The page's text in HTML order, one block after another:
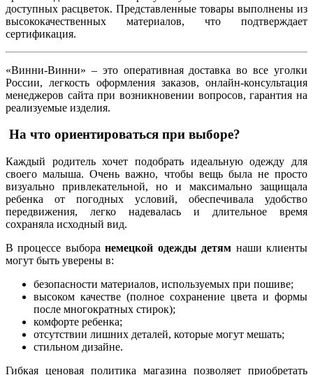
доступных расцветок. Представленные товары выполнены из
высококачественных материалов, что подтверждает
сертификация.
«Винни-Винни» – это оперативная доставка во все уголки
России, легкость оформления заказов, онлайн-консультация
менеджеров сайта при возникновении вопросов, гарантия на
реализуемые изделия.
На что ориентироваться при выборе?
Каждый родитель хочет подобрать идеальную одежду для
своего малыша. Очень важно, чтобы вещь была не просто
визуально привлекательной, но и максимально защищала
ребенка от погодных условий, обеспечивала удобство
передвижения, легко надевалась и длительное время
сохраняла исходный вид.
В процессе выборанемецкой одежды детям наши клиенты
могут быть уверены в:
безопасности материалов, используемых при пошиве;
высоком качестве (полное сохранение цвета и формы
после многократных стирок);
комфорте ребенка;
отсутствии лишних деталей, которые могут мешать;
стильном дизайне.
Гибкая ценовая политика магазина позволяет приобретать